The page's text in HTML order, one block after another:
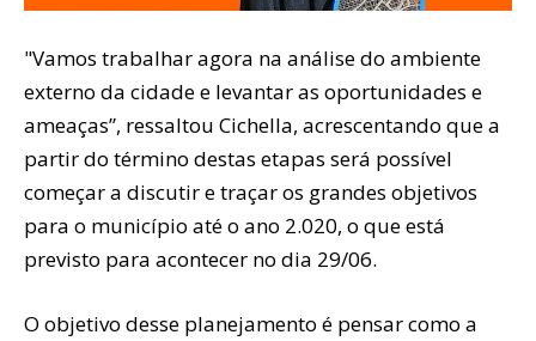
"Vamos trabalhar agora na análise do ambiente
externo da cidade e levantar as oportunidades e
ameaças”, ressaltou Cichella, acrescentando que a
partir do término destas etapas será possível
começar a discutir e traçar os grandes objetivos
para o município até o ano 2.020, o que está
previsto para acontecer no dia 29/06.
O objetivo desse planejamento é pensar como a